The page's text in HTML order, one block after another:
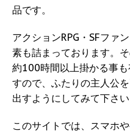
品です。
アクションRPG・SFファ
素も詰まっております。
約100時間以上掛かる事
すので、ふたりの主人公
出すようにしてみて下さい
このサイトでは、スマホ